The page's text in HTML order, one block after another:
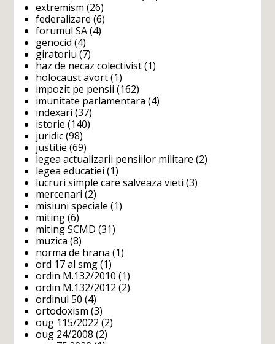
extremism (26)
federalizare (6)
forumul SA (4)
genocid (4)
giratoriu (7)
haz de necaz colectivist (1)
holocaust avort (1)
impozit pe pensii (162)
imunitate parlamentara (4)
indexari (37)
istorie (140)
juridic (98)
justitie (69)
legea actualizarii pensiilor militare (2)
legea educatiei (1)
lucruri simple care salveaza vieti (3)
mercenari (2)
misiuni speciale (1)
miting (6)
miting SCMD (31)
muzica (8)
norma de hrana (1)
ord 17 al smg (1)
ordin M.132/2010 (1)
ordin M.132/2012 (2)
ordinul 50 (4)
ortodoxism (3)
oug 115/2022 (2)
oug 24/2008 (2)